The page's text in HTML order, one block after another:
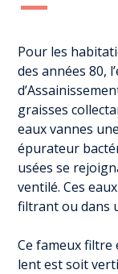
Pour les
des années 80,
graisses
eaux vannes
épurateur
usées se
ventilé. Ces
filtrant ou dans
Ce fameux
lent est soit